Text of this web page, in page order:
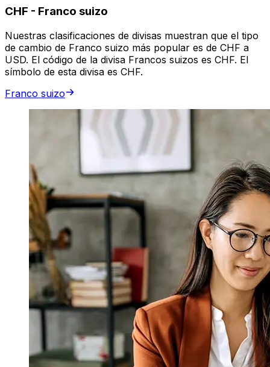
CHF - Franco suizo
Nuestras clasificaciones de divisas muestran que el tipo
de cambio de Franco suizo más popular es de CHF a
USD. El código de la divisa Francos suizos es CHF. El
símbolo de esta divisa es CHF.
Franco suizo